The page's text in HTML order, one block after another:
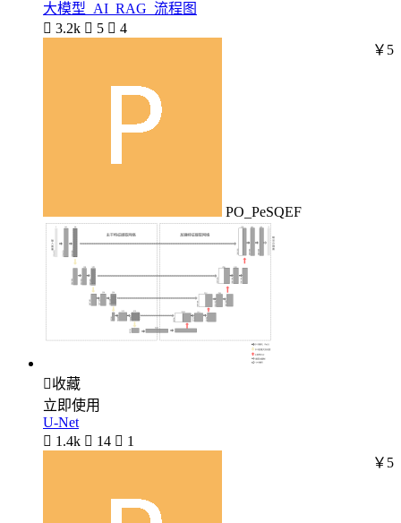
大模型_AI_RAG_流程图
 3.2k  5  4
PO_PeSQEF
￥5
收藏
立即使用
U-Net
 1.4k  14  1
￥5